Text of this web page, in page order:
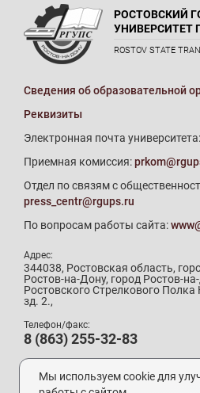
РОСТОВСКИЙ
УНИВЕРСИТЕТ
ROSTOV STATE
Сведения об образовательной
Реквизиты
Электронная почта университета:
Приемная комиссия:
Отдел по связям с
press_centr@rgups.ru
По вопросам работы сайта:
Адрес:
344038, Ростовская область,
Ростов-на-Дону, город Ростов-
Ростовского Стрелкового
зд. 2.,
Телефон/факс:
8 (863) 255-32-83
Телефон приемной комиссии:
8 (800) 707-19-29
Мы используем cookie для